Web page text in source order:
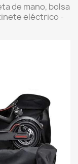
de mano, bolsa
eléctrico -